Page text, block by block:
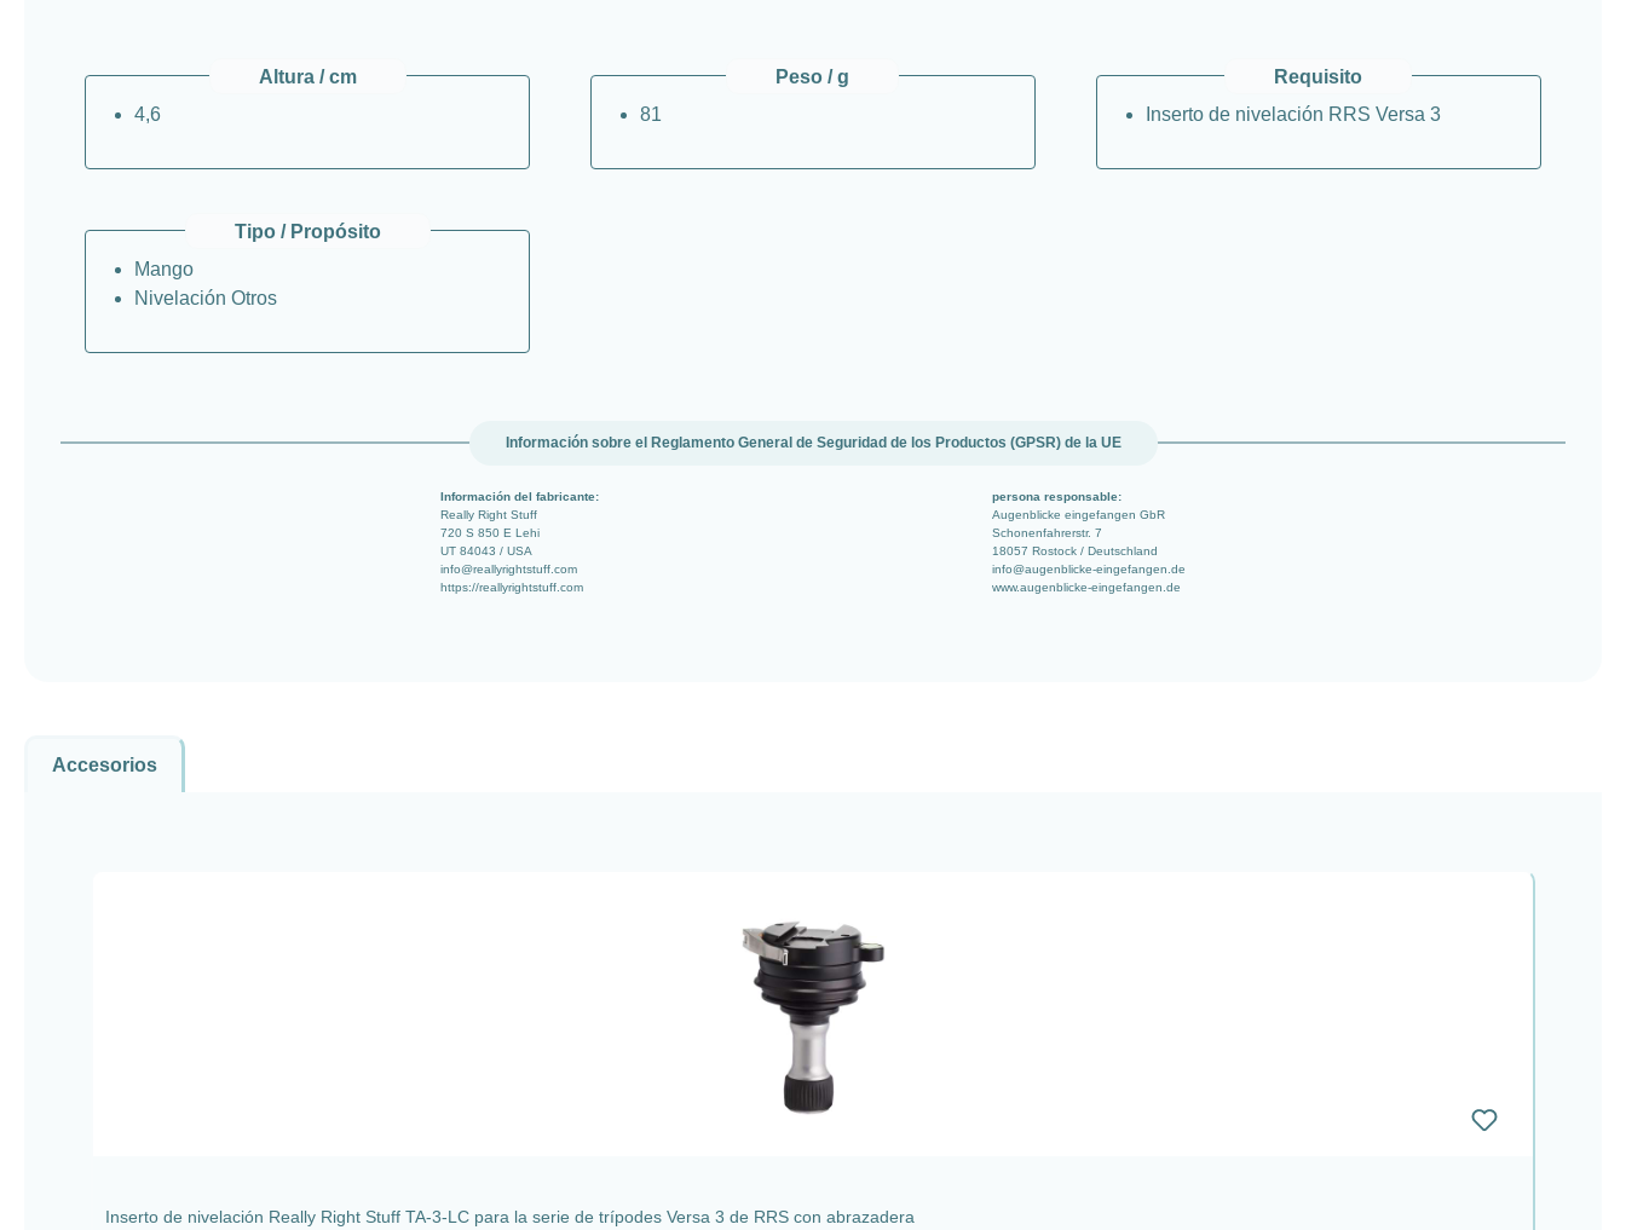
Altura / cm
4,6
Peso / g
81
Requisito
Inserto de nivelación RRS Versa 3
Tipo / Propósito
Mango
Nivelación Otros
Información sobre el Reglamento General de Seguridad de los Productos (GPSR) de la UE
Información del fabricante:
Really Right Stuff
720 S 850 E Lehi
UT 84043 / USA
info@reallyrightstuff.com
https://reallyrightstuff.com
persona responsable:
Augenblicke eingefangen GbR
Schonenfahrerstr. 7
18057 Rostock / Deutschland
info@augenblicke-eingefangen.de
www.augenblicke-eingefangen.de
Accesorios
Inserto de nivelación Really Right Stuff TA-3-LC para la serie de trípodes Versa 3 de RRS con abrazadera